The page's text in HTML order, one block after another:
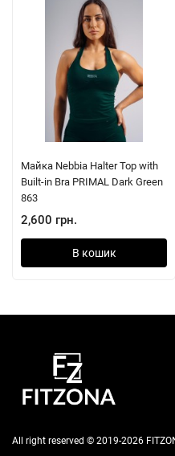
Майка Nebbia Halter Top with
Built-in Bra PRIMAL Dark Green
863
2,600 грн.
В кошик
All right reserved © 2019-2026